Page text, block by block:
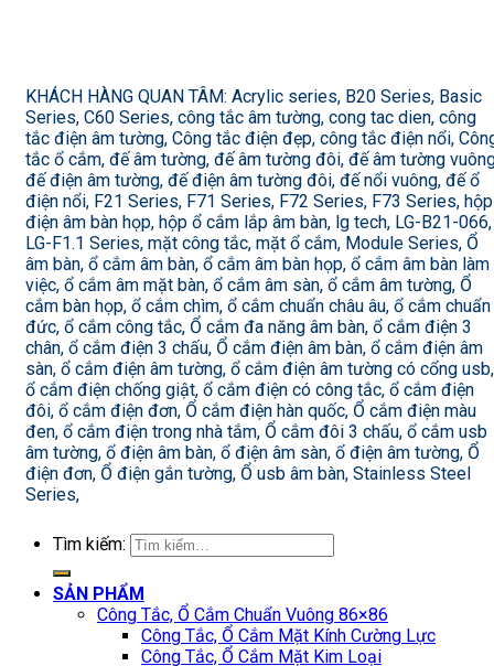
KHÁCH HÀNG QUAN TÂM: Acrylic series, B20 Series, Basic
Series, C60 Series, công tắc âm tường, cong tac dien, công
tắc điện âm tường, Công tắc điện đẹp, công tắc điện nổi,
tắc ổ cắm, đế âm tường, đế âm tường đôi, đế âm tường
đế điện âm tường, đế điện âm tường đôi, đế nổi vuông, đế ổ
điện nổi, F21 Series, F71 Series, F72 Series, F73 Series, hộp
điện âm bàn họp, hộp ổ cắm lắp âm bàn, lg tech, LG-B21-066,
LG-F1.1 Series, mặt công tắc, mặt ổ cắm, Module Series, Ổ
âm bàn, ổ cắm âm bàn, ổ cắm âm bàn họp, ổ cắm âm bàn làm
việc, ổ cắm âm mặt bàn, ổ cắm âm sàn, ổ cắm âm tường, Ổ
cắm bàn họp, ổ cắm chìm, ổ cắm chuẩn châu âu, ổ cắm chuẩn
đức, ổ cắm công tắc, Ổ cắm đa năng âm bàn, ổ cắm điện 3
chân, ổ cắm điện 3 chấu, Ổ cắm điện âm bàn, ổ cắm điện âm
sàn, ổ cắm điện âm tường, ổ cắm điện âm tường có cổng usb,
ổ cắm điện chống giật, ổ cắm điện có công tắc, ổ cắm điện
đôi, ổ cắm điện đơn, Ổ cắm điện hàn quốc, Ổ cắm điện màu
đen, ổ cắm điện trong nhà tắm, Ổ cắm đôi 3 chấu, ổ cắm usb
âm tường, ổ điện âm bàn, ổ điện âm sàn, ổ điện âm tường, Ổ
điện đơn, Ổ điện gắn tường, Ổ usb âm bàn, Stainless Steel
Series,
Tìm kiếm:
SẢN PHẨM
Công Tắc, Ổ Cắm Chuẩn Vuông 86×86
Công Tắc, Ổ Cắm Mặt Kính Cường Lực
Công Tắc, Ổ Cắm Mặt Kim Loại